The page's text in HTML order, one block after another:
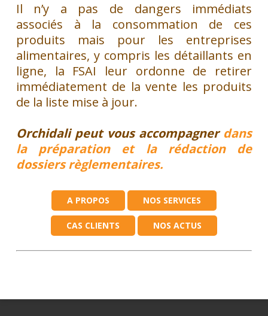
Il n’y a pas de dangers immédiats
associés à la consommation de ces
produits mais pour les entreprises
alimentaires, y compris les détaillants en
ligne, la FSAI leur ordonne de retirer
immédiatement de la vente les produits
de la liste mise à jour.
Orchidali peut vous accompagner dans
la préparation et la rédaction de
dossiers règlementaires.
A PROPOS NOS SERVICES
CAS CLIENTS NOS ACTUS